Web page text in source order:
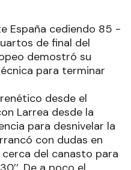
España cediendo 85 -
de final del
demostró su
para terminar
desde el
Larrea desde la
para desnivelar la
con dudas en
del canasto para